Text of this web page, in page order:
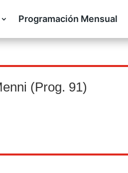
Programación Mensual
(Prog. 91)